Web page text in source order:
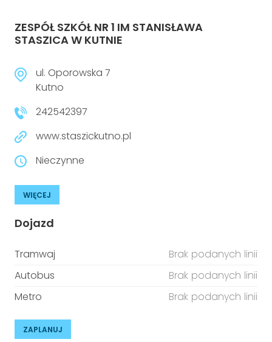
ZESPÓŁ SZKÓŁ NR 1 IM STANISŁAWA
STASZICA W KUTNIE
ul. Oporowska 7
Kutno
242542397
www.staszickutno.pl
Nieczynne
WIĘCEJ
Dojazd
Tramwaj
Brak podanych linii
Autobus
Brak podanych linii
Metro
Brak podanych linii
ZAPLANUJ